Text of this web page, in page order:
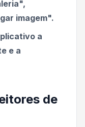
imagem".
a
e a
de